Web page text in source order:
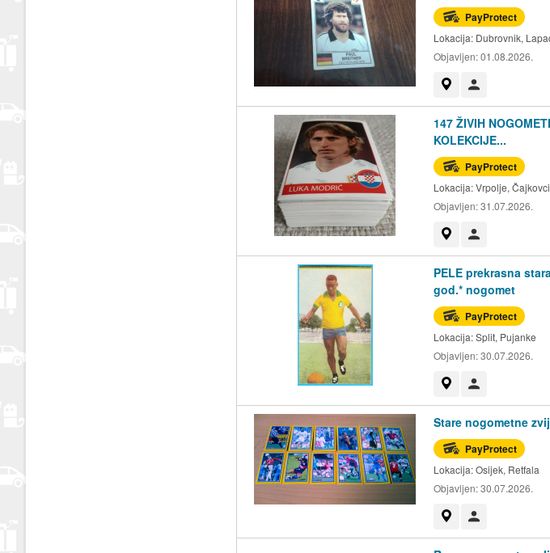
PayProtect
Lokacija: Dubrovnik,
Objavljen:01.08.2026.
147 ŽIVIH
KOLEKCIJE...
PayProtect
Lokacija:Vrpolje, Čajkovci
Objavljen:31.07.2026.
PELE prekrasna
god.* nogomet
PayProtect
Lokacija:Split, Pujanke
Objavljen:30.07.2026.
Stare nogometne
PayProtect
Lokacija:Osijek, Retfala
Objavljen:30.07.2026.